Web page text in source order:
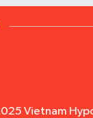
Vietnam